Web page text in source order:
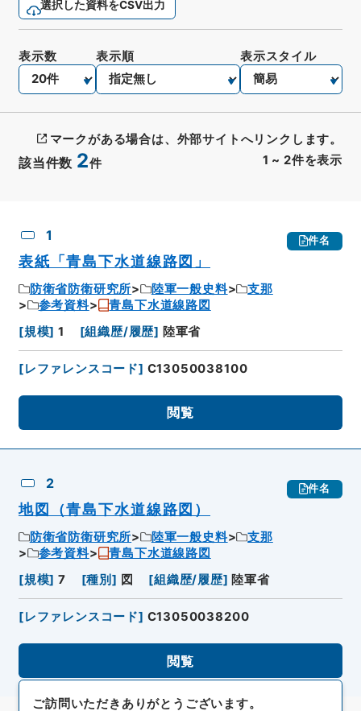
選択した資料をCSV出力
該当件数 2件 1 ~ 2件を表示
表示数 表示順 表示スタイル
マークがある場合は、外部サイトへリンクします。
1 件名
表紙「青島下水道線路図」
防衛省防衛研究所 陸軍一般史料
支那
参考資料
青島下水道線路図
[規模] 1 [組織歴/履歴] 陸軍省
[レファレンスコード] C13050038100
閲覧
2 件名
地図（青島下水道線路図）
防衛省防衛研究所 陸軍一般史料
支那
参考資料
青島下水道線路図
[規模] 7 [種別 ] 図 [組織歴/履歴] 陸軍省
[レファレンスコード] C13050038200
閲覧
ご訪問いただきありがとうございます。